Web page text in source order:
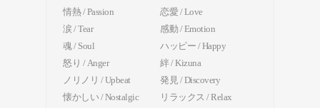
情熱 / Passion
恋愛 / Love
涙 / Tear
感動 / Emotion
魂 / Soul
ハッピー / Happy
怒り / Anger
絆 / Kizuna
ノリノリ / Upbeat
発見 / Discovery
懐かしい / Nostalgic
リラックス / Relax